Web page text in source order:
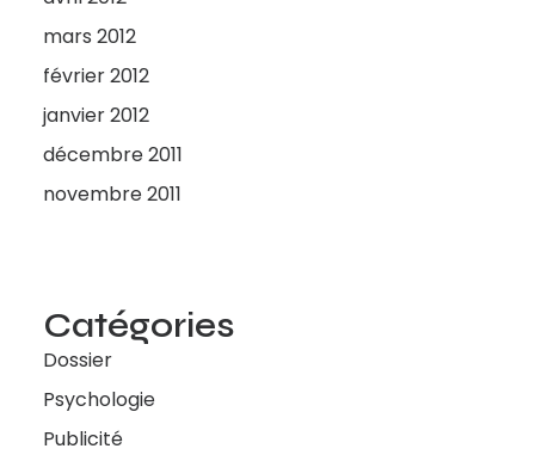
mars 2012
février 2012
janvier 2012
décembre 2011
novembre 2011
Catégories
Dossier
Psychologie
Publicité